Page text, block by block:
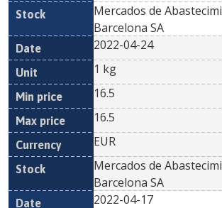
Mercados de
Barcelona SA
2022-04-24
1 kg
16.5
16.5
EUR
Mercados de
Barcelona SA
2022-04-17